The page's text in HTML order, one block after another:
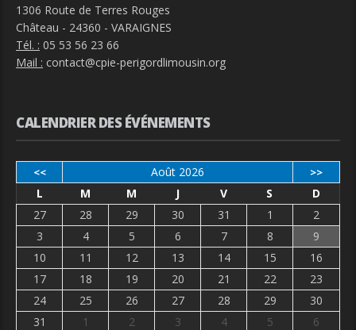
1306 Route de Terres Rouges
Château - 24360 - VARAIGNES
Tél. : 05 53 56 23 66
Mail : contact@cpie-perigordlimousin.org
CALENDRIER DES ÉVÉNEMENTS
<< Août 2026 >>
L M M J V S
D
27
28 29 30 31 1
2
3
4 5 6 7 8
9
10
11 12 13 14 15
16
17
18 19 20 21 22
23
24
25 26 27 28 29
30
31
1 2 3 4 5 6